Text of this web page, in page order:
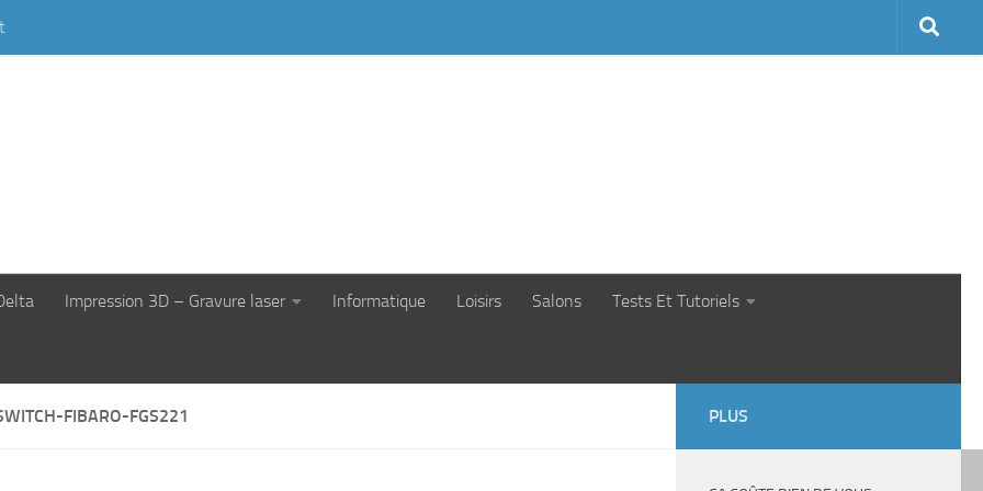
Impression 3D – Gravure laser Informatique Loisirs Salons Tests Et Tutoriels
FIBARO-FGS221 PLUS